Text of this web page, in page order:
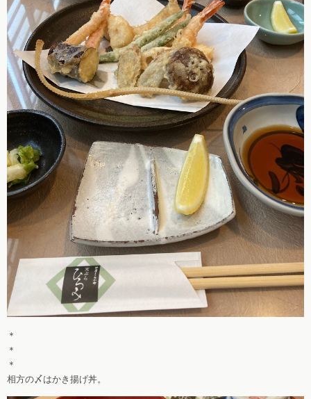
＊
＊
＊
相方の〆はかき揚げ丼。